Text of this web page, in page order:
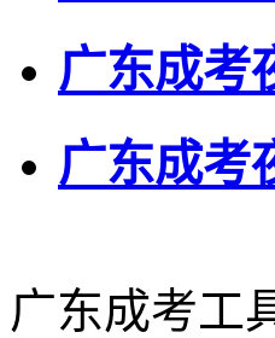
广东成考
广东成考
广东成考工